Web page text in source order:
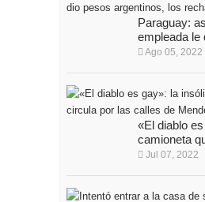
Paraguay:
empleada le
Ago 05, 2022
«El diablo
camioneta
Jul 07, 2022